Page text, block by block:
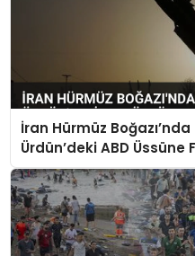
İran Hürmüz
Ürdün’deki ABD Üssüne